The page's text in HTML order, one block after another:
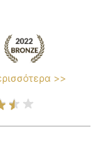
>>